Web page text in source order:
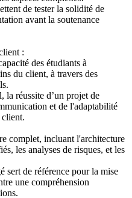
de tester la solidité de
avant la soutenance
:
des étudiants à
du client, à travers des
la réussite d’un projet de
et de l'adaptabilité
client.
complet, incluant l'architecture
les analyses de risques, et les
sert de référence pour la mise
une compréhension